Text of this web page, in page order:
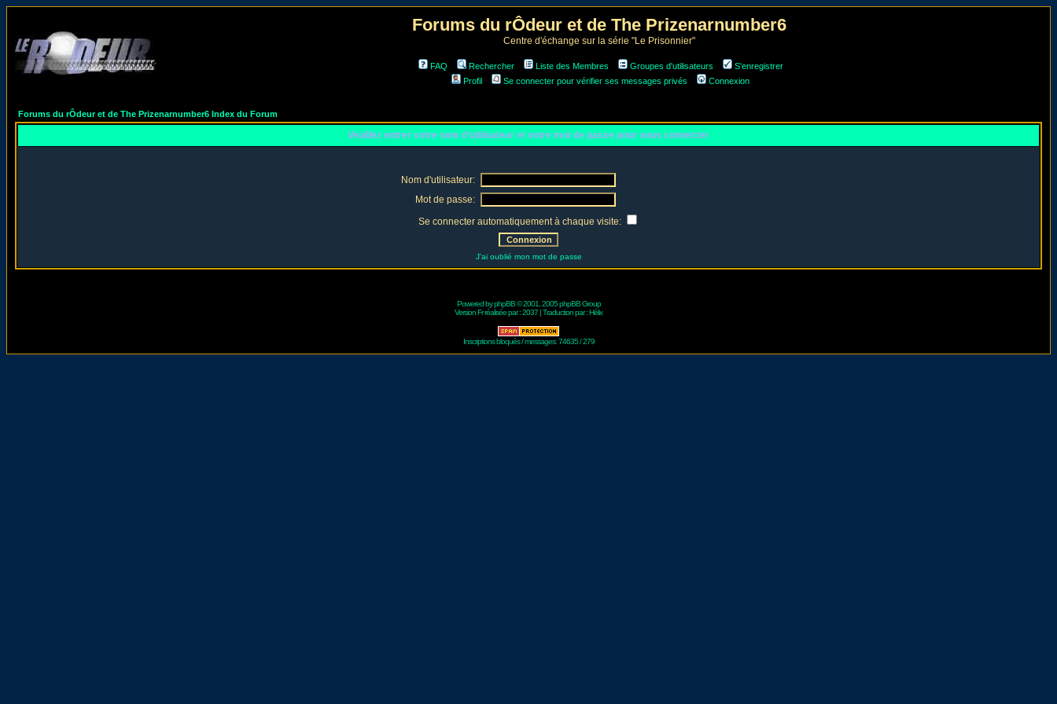
Forums du rÔdeur et de The Prizenarnumber6
Centre d'échange sur la série "Le Prisonnier"
FAQ Rechercher Liste des Membres Groupes d'utilisateurs
S'enregistrer
Profil
Se connecter pour vérifier ses messages privés Connexion
Forums du rÔdeur et de The Prizenarnumber6 Index du Forum
Veuillez entrer votre nom d'utilisateur et votre mot de passe pour vous connecter
Nom d'utilisateur:
Mot de passe:
Se connecter automatiquement à chaque visite:
J'ai oublié mon mot de passe
Powered byphpBB© 2001, 2005 phpBB Group
Version Fr réalisée par :2037 | Traduction par :Hélix
Inscriptions bloqués / messages: 74635 / 279